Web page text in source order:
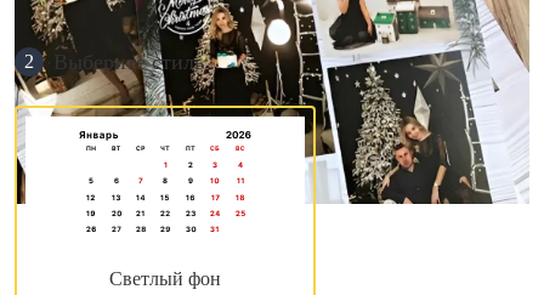
2 Выберите стиль
Светлый фон